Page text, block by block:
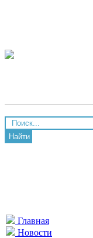
Найти
Главная
Новости